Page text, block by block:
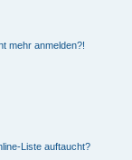
mehr anmelden?!
Liste auftaucht?